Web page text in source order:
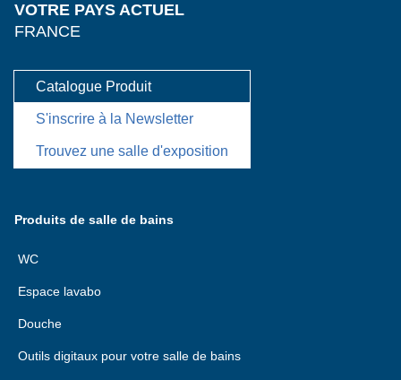
VOTRE PAYS ACTUEL
FRANCE
Catalogue Produit
S'inscrire à la Newsletter
Trouvez une salle d'exposition
Produits de salle de bains
WC
Espace lavabo
Douche
Outils digitaux pour votre salle de bains